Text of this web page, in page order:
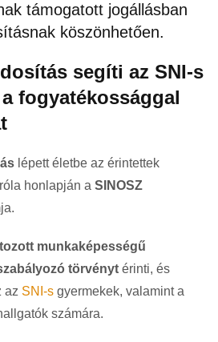
támogatott jogállásban
köszönhetően.
segíti az SNI-s
fogyatékossággal
lépett életbe az érintettek
honlapján a SINOSZ
munkaképességű
törvényt érinti, és
az SNI-s gyermekek, valamint a
számára.